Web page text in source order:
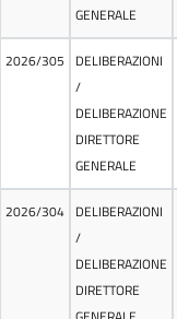
GENERALE
2026/305
DELIBERAZIONI
/
DELIBERAZIONE
DIRETTORE
GENERALE
2026/304 DELIBERAZIONI
/
DELIBERAZIONE
DIRETTORE